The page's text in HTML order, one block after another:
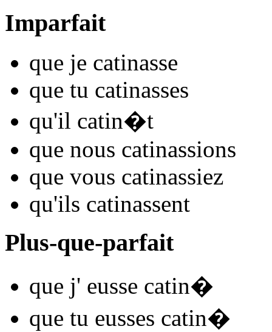
Imparfait
que je catinasse
que tu catinasses
qu'il catin�t
que nous catinassions
que vous catinassiez
qu'ils catinassent
Plus-que-parfait
que j' eusse catin�
que tu eusses catin�